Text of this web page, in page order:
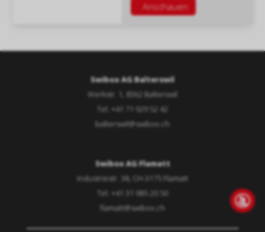
Anschauen
Swibox AG Balterswil
Werkstr. 1, 8362 Balterswil
Tel. +41 71 929 52 42
balterswil@swibox.ch
Swibox AG Flamatt
Industriestr. 38, CH-3175 Flamatt
Tel. +41 31 985 20 50
flamatt@swibox.ch